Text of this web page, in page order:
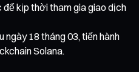
kịp thời tham gia giao dịch
ngày 18 tháng 03, tiến hành
Solana.